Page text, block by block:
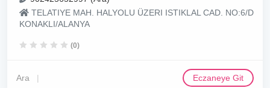
TELATIYE MAH. HALYOLU ÜZERI ISTIKLAL CAD. NO:6/D
KONAKLI/ALANYA
(0)
Ara Eczaneye Git